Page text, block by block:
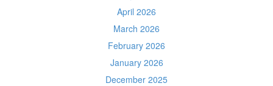
April 2026
March 2026
February 2026
January 2026
December 2025